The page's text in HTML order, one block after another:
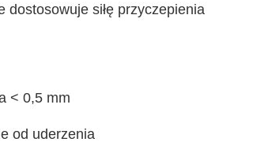
siłę przyczepienia
< 0,5 mm
od uderzenia